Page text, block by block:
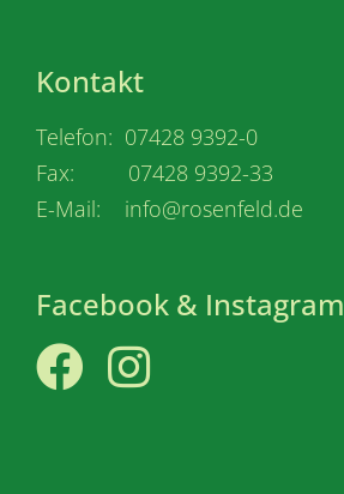
Kontakt
Telefon: 07428 9392-0
Fax: 07428 9392-33
E-Mail: info@rosenfeld.de
Facebook & Instagram